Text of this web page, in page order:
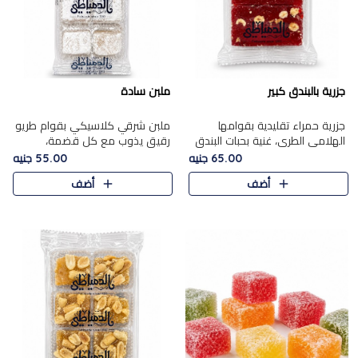
جزرية بالبندق كبير
جزرية حمراء تقليدية بقوامها
الهلامي الطري، غنية بحبات البندق
الفاخرة التي تضيف قرمشة راقية
إلى قوامها الناعم، لتقدم مزيجًا
متوازنًا من النكه..
65.00 جنيه
أضف
ملبن سادة
ملبن شرقي كلاسيكي بقوام طريو
رقيق يذوب مع كل قضمة،
مغطى بطبقة ناعمة من السكر
البودرة ليقدم المذاق الأصيل الذي
ارتبط بحلويات المولد التقليدي..
55.00 جنيه
أضف